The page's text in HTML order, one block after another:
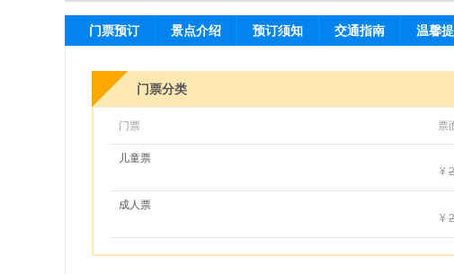
门票预订 景点介绍 预订须知 交通指南 温馨
门票分类
门票 票
儿童票
¥
成人票
¥